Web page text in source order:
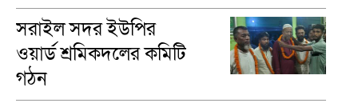
সরাইল সদর ইউপির
ওয়ার্ড শ্রমিকদলের কমিটি
গঠন